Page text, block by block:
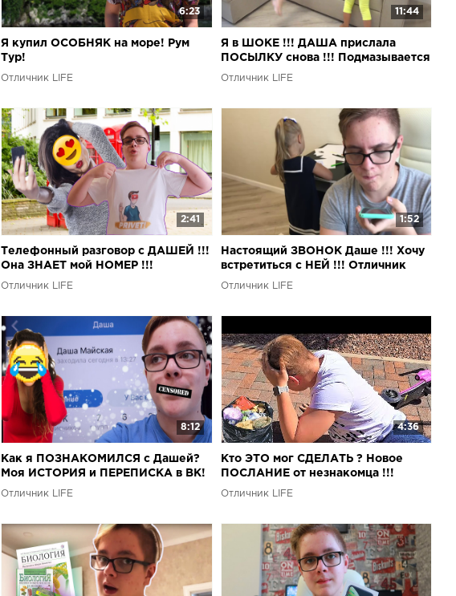
6:23
Я купил ОСОБНЯК на море! Рум
Тур!
Отличник LIFE
11:44
Я в ШОКЕ !!! ДАША прислала
ПОСЫЛКУ снова !!! Подмазывается
к Алисе при помощи ЛОЛ !!!
Отличник LIFE
2:41
Телефонный разговор с ДАШЕЙ !!!
Она ЗНАЕТ мой НОМЕР !!!
Отличник LIFE
1:52
Настоящий ЗВОНОК Даше !!! Хочу
встретиться с НЕЙ !!! Отличник
Лайф Новое Видео
Отличник LIFE
8:12
Как я ПОЗНАКОМИЛСЯ с Дашей?
Моя ИСТОРИЯ и ПЕРЕПИСКА в ВК!
Отличник LIFE
4:36
Кто ЭТО мог СДЕЛАТЬ ? Новое
ПОСЛАНИЕ от незнакомца !!!
Отличник LIFE